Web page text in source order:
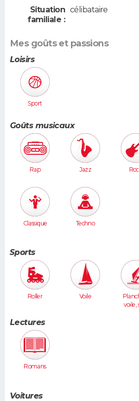
Situation
familiale :
célibataire
Mes goûts et passions
Loisirs
Sport
Goûts musicaux
Rap Jazz
Classique Techno
Sports
Roller Voile
voile,
Lectures
Romans
Voitures